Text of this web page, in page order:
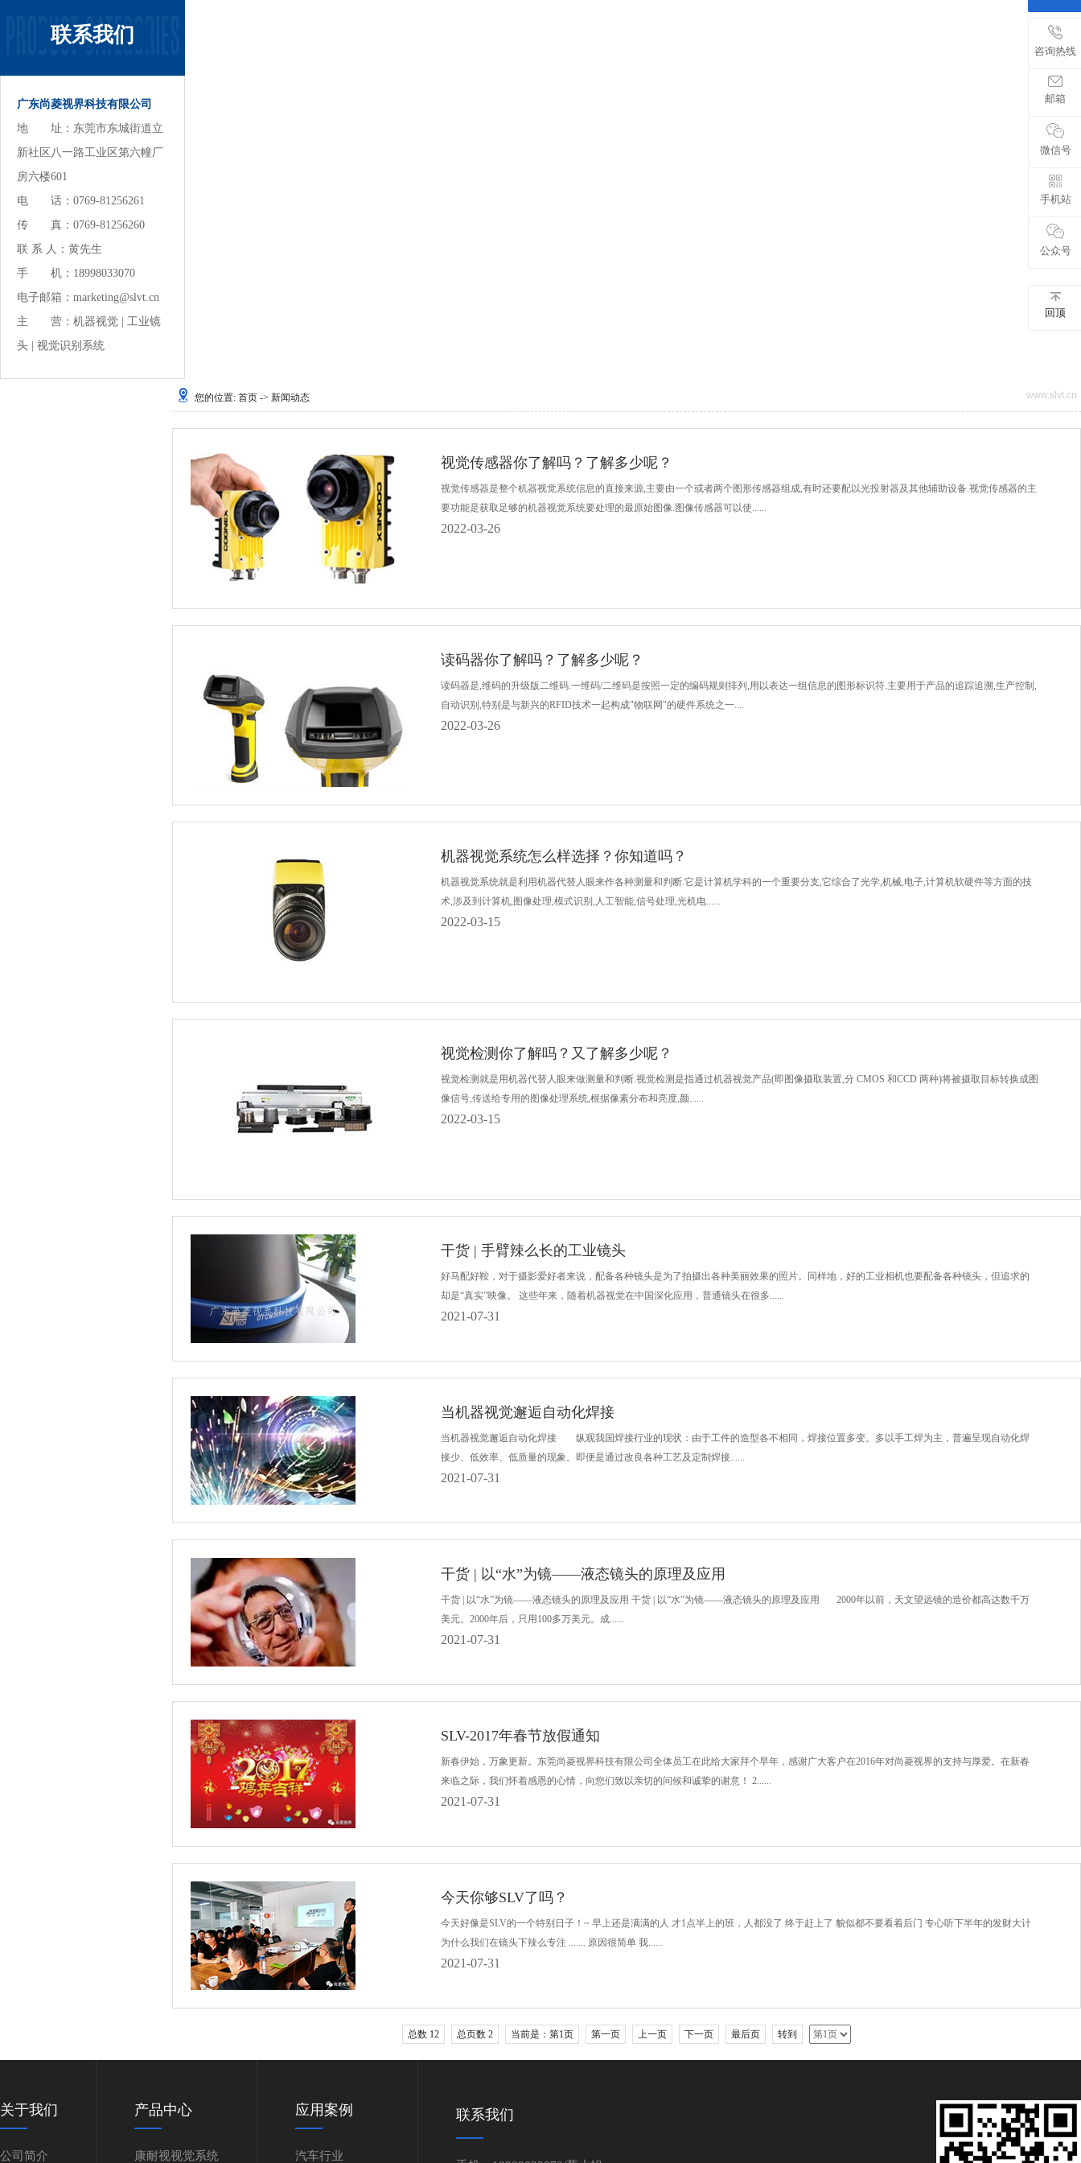
联系我们
广东尚菱视界科技有限公司
地 址：东莞市东城街道立
新社区八一路工业区第六幢厂
房六楼601
电 话：0769-81256261
传 真：0769-81256260
联 系 人：黄先生
手 机：18998033070
电子邮箱：marketing@slvt.cn
主 营： 机器视觉
工业镜
头
视觉识别系统
您的位置: 首页 -> 新闻动态 www.slvt.cn
视觉传感器你了解吗？了解多少呢？
视觉传感器是整个机器视觉系统信息的直接来源,主要由一个或者两个图形传感器组成,有时还要配以光投射器及其他辅助设备.视觉传感器的主
要功能是获取足够的机器视觉系统要处理的最原始图像.图像传感器可以使......
2022-03-26
读码器你了解吗？了解多少呢？
读码器是,维码的升级版二维码.一维码/二维码是按照一定的编码规则排列,用以表达一组信息的图形标识符.主要用于产品的追踪追溯,生产控制,
自动识别,特别是与新兴的RFID技术一起构成"物联网"的硬件系统之一....
2022-03-26
机器视觉系统怎么样选择？你知道吗？
机器视觉系统就是利用机器代替人眼来作各种测量和判断.它是计算机学科的一个重要分支,它综合了光学,机械,电子,计算机软硬件等方面的技
术,涉及到计算机,图像处理,模式识别,人工智能,信号处理,光机电......
2022-03-15
视觉检测你了解吗？又了解多少呢？
视觉检测就是用机器代替人眼来做测量和判断.视觉检测是指通过机器视觉产品(即图像摄取装置,分 CMOS 和CCD 两种)将被摄取目标转换成图
像信号,传送给专用的图像处理系统,根据像素分布和亮度,颜......
2022-03-15
干货 | 手臂辣么长的工业镜头
好马配好鞍，对于摄影爱好者来说，配备各种镜头是为了拍摄出各种美丽效果的照片。同样地，好的工业相机也要配备各种镜头，但追求的
却是“真实”映像。 这些年来，随着机器视觉在中国深化应用，普通镜头在很多......
2021-07-31
当机器视觉邂逅自动化焊接
当机器视觉邂逅自动化焊接 纵观我国焊接行业的现状：由于工件的造型各不相同，焊接位置多变。多以手工焊为主，普遍呈现自动化焊
接少、低效率、低质量的现象。即便是通过改良各种工艺及定制焊接......
2021-07-31
干货 | 以“水”为镜——液态镜头的原理及应用
干货 | 以“水”为镜——液态镜头的原理及应用 干货 | 以“水”为镜——液态镜头的原理及应用 2000年以前，天文望远镜的造价都高达数千万
美元。2000年后，只用100多万美元。成......
2021-07-31
SLV-2017年春节放假通知
新春伊始，万象更新。东莞尚菱视界科技有限公司全体员工在此给大家拜个早年，感谢广大客户在2016年对尚菱视界的支持与厚爱。在新春
来临之际，我们怀着感恩的心情，向您们致以亲切的问候和诚挚的谢意！ 2......
2021-07-31
今天你够SLV了吗？
今天好像是SLV的一个特别日子！~ 早上还是满满的人 才1点半上的班，人都没了 终于赶上了 貌似都不要看着后门 专心听下半年的发财大计
为什么我们在镜头下辣么专注 ....... 原因很简单 我......
2021-07-31
总数 12 总页数 2 当前是：第1页 第一页 上一页 下一页 最后页 转到
关于我们
公司简介
产品中心
康耐视视觉系统
应用案例
汽车行业
联系我们
咨询热线
邮箱
微信号
手机站
公众号
回顶